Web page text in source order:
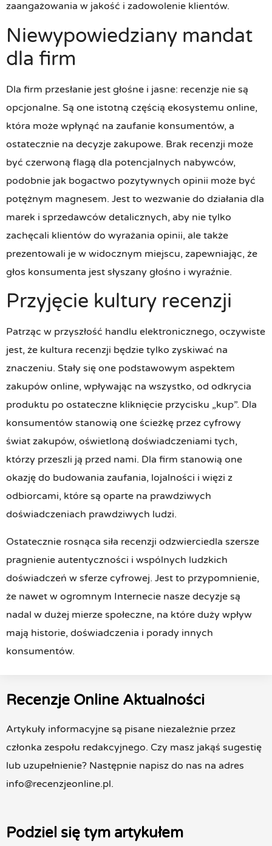
zaangażowania w jakość i zadowolenie klientów.
Niewypowiedziany mandat
dla firm
Dla firm przesłanie jest głośne i jasne: recenzje nie są
opcjonalne. Są one istotną częścią ekosystemu online,
która może wpłynąć na zaufanie konsumentów, a
ostatecznie na decyzje zakupowe. Brak recenzji może
być czerwoną flagą dla potencjalnych nabywców,
podobnie jak bogactwo pozytywnych opinii może być
potężnym magnesem. Jest to wezwanie do działania dla
marek i sprzedawców detalicznych, aby nie tylko
zachęcali klientów do wyrażania opinii, ale także
prezentowali je w widocznym miejscu, zapewniając, że
głos konsumenta jest słyszany głośno i wyraźnie.
Przyjęcie kultury recenzji
Patrząc w przyszłość handlu elektronicznego, oczywiste
jest, że kultura recenzji będzie tylko zyskiwać na
znaczeniu. Stały się one podstawowym aspektem
zakupów online, wpływając na wszystko, od odkrycia
produktu po ostateczne kliknięcie przycisku „kup”. Dla
konsumentów stanowią one ścieżkę przez cyfrowy
świat zakupów, oświetloną doświadczeniami tych,
którzy przeszli ją przed nami. Dla firm stanowią one
okazję do budowania zaufania, lojalności i więzi z
odbiorcami, które są oparte na prawdziwych
doświadczeniach prawdziwych ludzi.
Ostatecznie rosnąca siła recenzji odzwierciedla szersze
pragnienie autentyczności i wspólnych ludzkich
doświadczeń w sferze cyfrowej. Jest to przypomnienie,
że nawet w ogromnym Internecie nasze decyzje są
nadal w dużej mierze społeczne, na które duży wpływ
mają historie, doświadczenia i porady innych
konsumentów.
Recenzje Online Aktualności
Artykuły informacyjne są pisane niezależnie przez
członka zespołu redakcyjnego. Czy masz jakąś sugestię
lub uzupełnienie? Następnie napisz do nas na adres
info@recenzjeonline.pl.
Podziel się tym artykułem